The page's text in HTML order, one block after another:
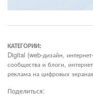
КАТЕГОРИИ:
Digital (web-дизайн,
сообщества и блоги,
реклама на цифровых
Поделиться: